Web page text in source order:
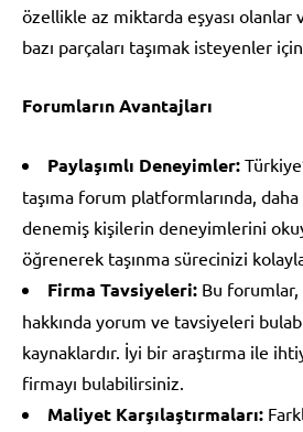
özellikle az miktarda eşyası olanlar
bazı parçaları taşımak isteyenler
Forumların Avantajları
Paylaşımlı Deneyimler:
taşıma forum platformlarında,
denemiş kişilerin deneyimlerini
öğrenerek taşınma sürecinizi
Firma Tavsiyeleri: Bu forumlar,
hakkında yorum ve tavsiyeleri
kaynaklardır. İyi bir araştırma ile
firmayı bulabilirsiniz.
Maliyet Karşılaştırmaları: